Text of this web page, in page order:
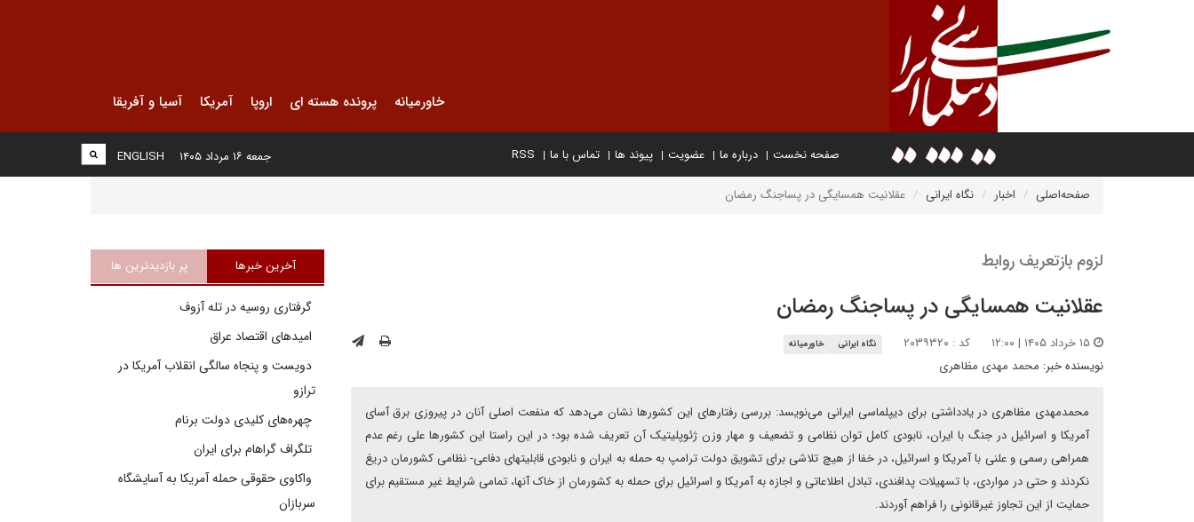
خاورمیانه پرونده هسته ای اروپا آمریکا آسیا و آفریقا
صفحه نخست درباره ما عضویت پیوند ها تماس با ما RSS
ENGLISH جمعه ۱۶ مرداد ۱۴۰۵
صفحه‌اصلی اخبار نگاه ایرانی عقلانیت همسایگی در پساجنگ رمضان
لزوم بازتعریف روابط
عقلانیت همسایگی در پساجنگ رمضان
کد : ۲۰۳۹۳۲۰ نگاه ایرانی خاورمیانه
نویسنده خبر: محمد مهدی مظاهری
محمدمهدی مظاهری در یادداشتی برای دیپلماسی ایرانی می‌نویسد: بررسی رفتارهای این کشورها نشان می‌دهد که منفعت اصلی آنان در پیروزی برق آسای
آمریکا و اسرائیل در جنگ با ایران، نابودی کامل توان نظامی و تضعیف و مهار وزن ژئوپلیتیک آن تعریف شده بود؛ در این راستا این کشورها علی رغم عدم
همراهی رسمی و علنی با آمریکا و اسرائیل، در خفا از هیچ تلاشی برای تشویق دولت ترامپ به حمله به ایران و نابودی قابلیتهای دفاعی- نظامی کشورمان دریغ
نکردند و حتی در مواردی، با تسهیلات پدافندی، تبادل اطلاعاتی و اجازه به آمریکا و اسرائیل برای حمله به کشورمان از خاک آنها، تمامی شرایط غیر مستقیم برای
حمایت از این تجاوز غیرقانونی را فراهم آوردند.
آخرین خبرها پر بازدیدترین ها
گرفتاری روسیه در تله آزوف
امیدهای اقتصاد عراق
دویست و پنجاه سالگی انقلاب آمریکا در
ترازو
چهره‌های کلیدی دولت برنام
تلگراف گراهام برای ایران
واکاوی حقوقی حمله آمریکا به آسایشگاه
سربازان